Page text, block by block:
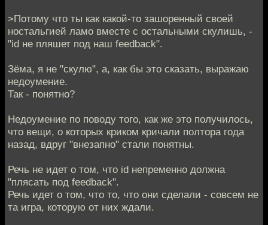
>Потому что ты как какой-то зашоренный своей
ностальгией ламо вместе с остальными скулишь, -
"id не пляшет под наш feedback".
Зёма, я не "скулю", а, как бы это сказать, выражаю
недоумение.
Так - понятно?
Недоумение по поводу того, как же это получилось,
что вещи, о которых криком кричали полтора года
назад, вдруг "внезапно" стали понятны.
Речь не идет о том, что id непременно должна
"плясать под feedback".
Речь идет о том, что то, что они сделали - совсем не
та игра, которую от них ждали.